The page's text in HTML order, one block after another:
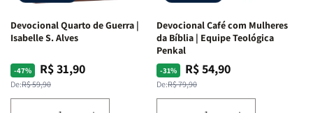
Devocional Quarto de Guerra |
Isabelle S. Alves
-47%
Preço
normal
De:R$ 59,90
Preço
promocional
R$ 31,90
Devocional Café com Mulheres
da Bíblia | Equipe Teológica
Penkal
-31%
Preço
normal
De:R$ 79,90
Preço
promocional
R$ 54,90